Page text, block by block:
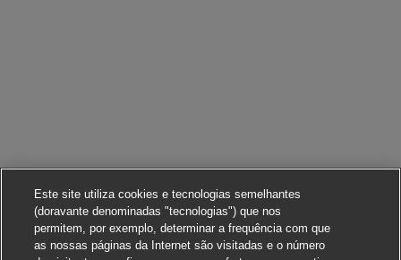
Este site utiliza cookies e tecnologias semelhantes
(doravante denominadas "tecnologias") que nos
permitem, por exemplo, determinar a frequência com que
as nossas páginas da Internet são visitadas e o número